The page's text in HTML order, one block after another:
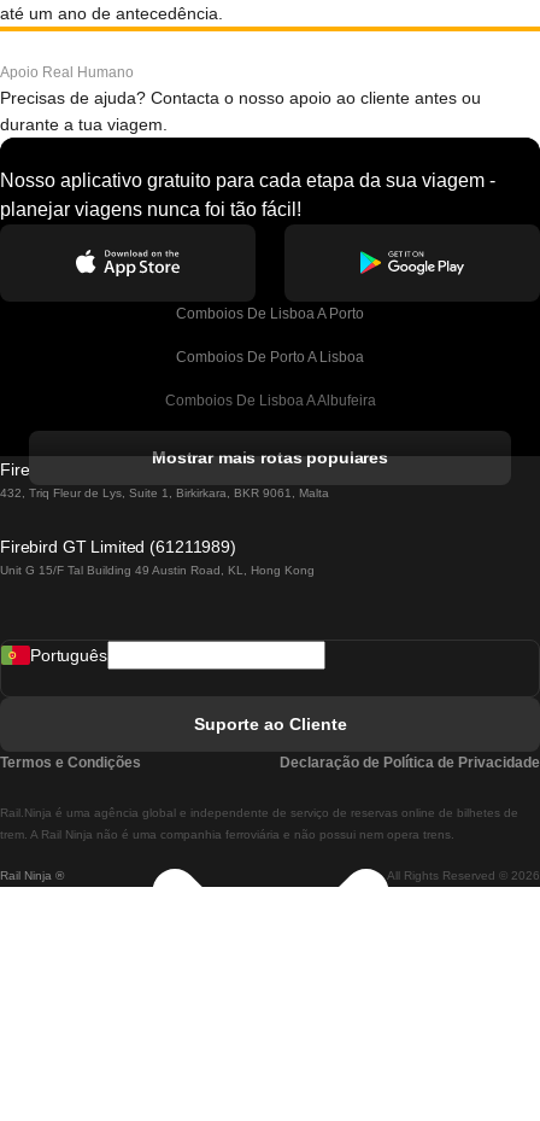
até um ano de antecedência.
Apoio Real Humano
Precisas de ajuda? Contacta o nosso apoio ao cliente antes ou
durante a tua viagem.
Nosso aplicativo gratuito para cada etapa da sua viagem -
planejar viagens nunca foi tão fácil!
Comboios De Lisboa A Porto
Comboios De Porto A Lisboa
Comboios De Lisboa A Albufeira
Comboios De Lisboa A Lagos
Comboios De Lisboa A Madrid
Comboios De Lisboa A Braga
Comboios De Braga A Lisboa
Mostrar mais rotas populares
Firebird GT Limited (OC 1451)
432, Triq Fleur de Lys, Suite 1, Birkirkara, BKR 9061, Malta
Firebird GT Limited (61211989)
Unit G 15/F Tal Building 49 Austin Road, KL, Hong Kong
Rail Ninja ® All Rights Reserved © 2026
Rail.Ninja é uma agência global e independente de serviço de reservas online de bilhetes de
trem. A Rail Ninja não é uma companhia ferroviária e não possui nem opera trens.
Português
Suporte ao Cliente
Termos e Condições Declaração de Política de Privacidade